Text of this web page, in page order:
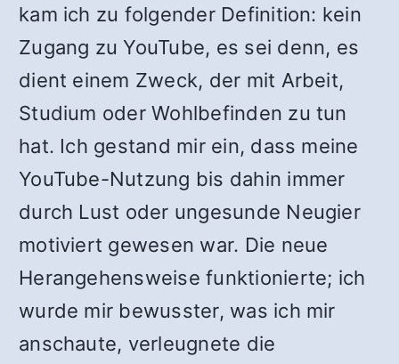
kam ich zu folgender Definition: kein
Zugang zu YouTube, es sei denn, es
dient einem Zweck, der mit Arbeit,
Studium oder Wohlbefinden zu tun
hat. Ich gestand mir ein, dass meine
YouTube-Nutzung bis dahin immer
durch Lust oder ungesunde Neugier
motiviert gewesen war. Die neue
Herangehensweise funktionierte; ich
wurde mir bewusster, was ich mir
anschaute, verleugnete die